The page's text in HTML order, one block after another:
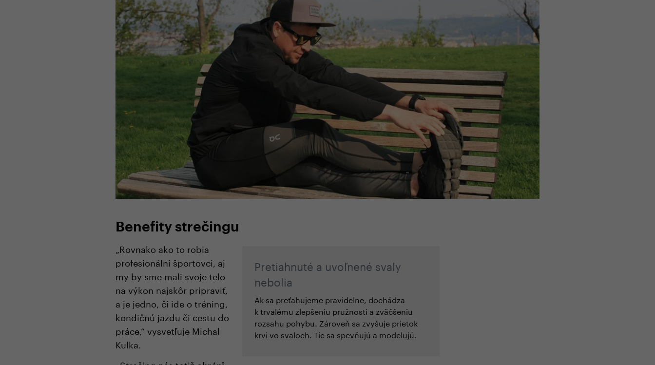
Benefity strečingu
Pretiahnuté a uvoľnené svaly
nebolia
Ak sa preťahujeme pravidelne, dochádza
k trvalému zlepšeniu pružnosti a zväčšeniu
rozsahu pohybu. Zároveň sa zvyšuje prietok
krvi vo svaloch. Tie sa spevňujú a modelujú.
„Rovnako ako to robia
profesionálni športovci, aj
my by sme mali svoje telo
na výkon najskôr pripraviť,
a je jedno, či ide o tréning,
kondičnú jazdu či cestu do
práce,“ vysvetľuje Michal
Kulka.